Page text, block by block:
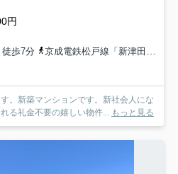
円
歩7分
京成電鉄松戸線「新津田沼」駅 徒歩25分
。新築マンションです。新社会人にな
る礼金不要の嬉しい物件... もっと見る